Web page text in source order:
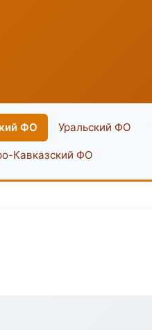
ФО Уральский ФО
Кавказский ФО